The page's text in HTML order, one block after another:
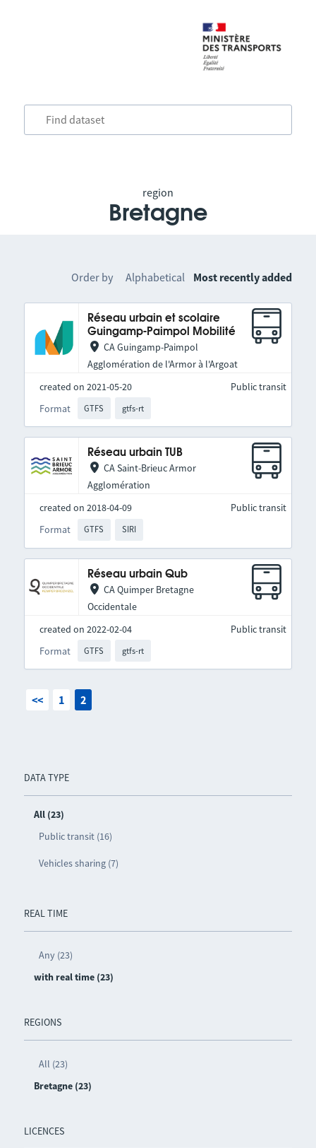
region
Bretagne
DATA TYPE
All (23)
Public transit (16)
Vehicles sharing (7)
REAL TIME
Any (23)
with real time (23)
REGIONS
All (23)
Bretagne (23)
LICENCES
Order by Alphabetical Most recently added
Réseau urbain et scolaire
Guingamp-Paimpol Mobilité
CA Guingamp-Paimpol
Agglomération de l'Armor à l'Argoat
created on 2021-05-20
Format
GTFS gtfs-rt
Public transit
Réseau urbain TUB
CA Saint-Brieuc Armor
Agglomération
created on 2018-04-09
Format
GTFS SIRI
Public transit
Réseau urbain Qub
CA Quimper Bretagne
Occidentale
created on 2022-02-04
Format
GTFS gtfs-rt
Public transit
<< 1 2